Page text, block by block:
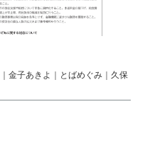
金子あきよ とばめぐみ
久保